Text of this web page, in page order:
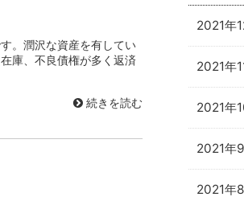
。潤沢な資産を有してい
庫、不良債権が多く返済
続きを読む
2021年
2021年
2021年
2021年
2021年